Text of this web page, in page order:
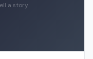
a story